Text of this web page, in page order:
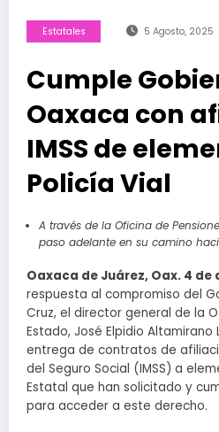
Estatales 5 Agosto, 2025
Cumple
Oaxaca con
IMSS de
Policía Vial
A través de la Oficina de
paso adelante en su camino
Oaxaca de Juárez, Oax. 4 de
respuesta al compromiso del
Cruz, el director general de la
Estado, José Elpidio Altamirano
entrega de contratos de
del Seguro Social (IMSS) a
Estatal que han solicitado y
para acceder a este derecho.